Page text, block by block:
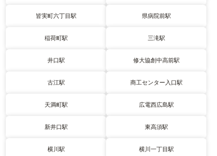
皆実町六丁目駅 県病院前駅
稲荷町駅 三滝駅
井口駅 修大協創中高前駅
古江駅 商工センター入口駅
天満町駅 広電西広島駅
新井口駅 東高須駅
横川駅 横川一丁目駅